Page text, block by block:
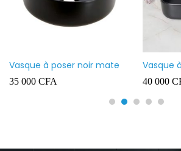
Vasque à poser noir mate
35 000 CFA
Vasque
40 000